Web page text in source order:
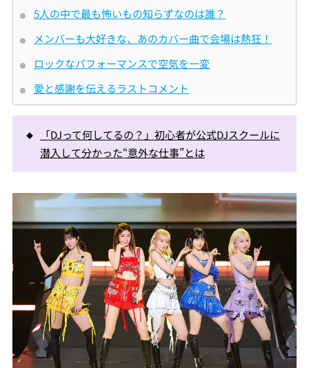
5人の中で最も怖いもの知らずなのは誰？
メンバーも大好きな、あのカバー曲で会場は熱狂！
ロックなパフォーマンスで空気を一変
愛と感謝を伝えるラストコメント
「DJって何してるの？」初心者が公式DJスクールに
潜入して分かった“意外な仕事”とは